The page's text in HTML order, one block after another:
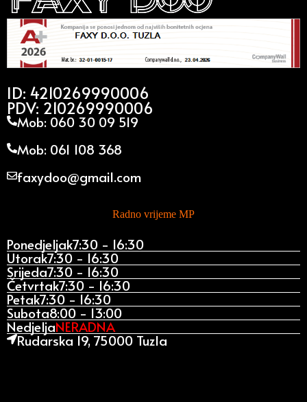
ID: 4210269990006
PDV: 210269990006
Mob: 060 30 09 519
Mob: 061 108 368
faxydoo@gmail.com
Radno vrijeme MP
Ponedjeljak7:30 - 16:30
Utorak7:30 - 16:30
Srijeda7:30 - 16:30
Četvrtak7:30 - 16:30
Petak7:30 - 16:30
Subota8:00 - 13:00
NedjeljaNERADNA
Rudarska 19, 75000 Tuzla